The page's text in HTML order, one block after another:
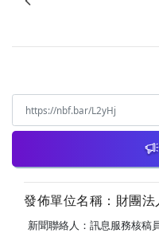
發佈單位名稱：財團
新聞聯絡人：訊息服務核稿